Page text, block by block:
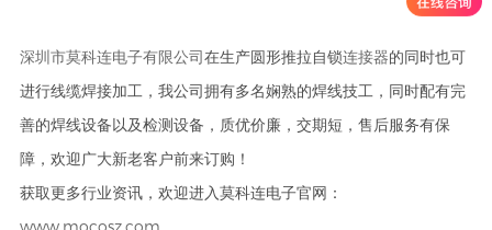
深圳市莫科连电子有限公司在生产圆形推拉自锁连接器的同时也可
进行线缆焊接加工，我公司拥有多名娴熟的焊线技工，同时配有完
善的焊线设备以及检测设备，质优价廉，交期短，售后服务有保
障，欢迎广大新老客户前来订购！
获取更多行业资讯，欢迎进入莫科连电子官网：
www.mocosz.com